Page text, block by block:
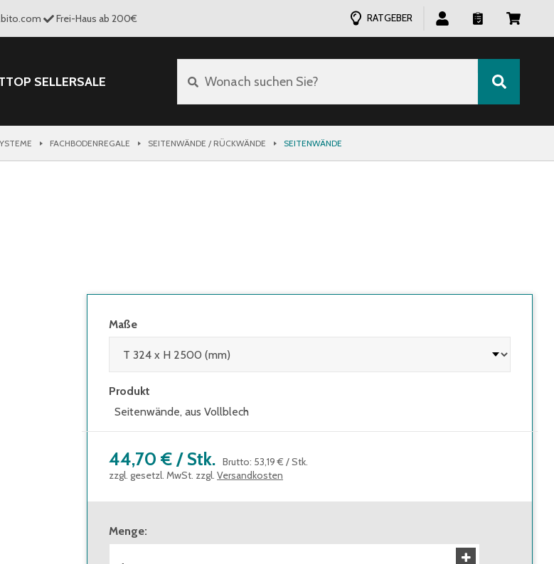
Frei-Haus ab 200€ RATGEBER
TOP SELLERSALE Wonach suchen Sie?
FACHBODENREGALE SEITENWÄNDE / RÜCKWÄNDE SEITENWÄNDE
Maße
Produkt
Seitenwände, aus Vollblech
44,70 € / Stk. Brutto: 53,19 € /Stk.
zzgl. gesetzl. MwSt. zzgl. Versandkosten
Menge: